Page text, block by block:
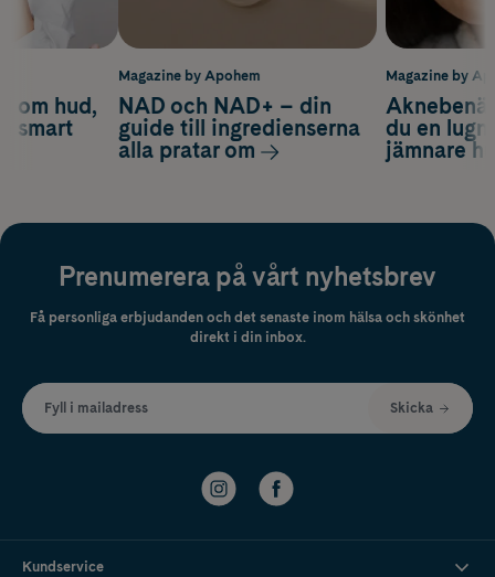
Magazine by
du en
jämnare
om hud,
smart
Magazine by Apohem
NAD och NAD+ – din
guide till ingredienserna
alla pratar om
Prenumerera på vårt nyhetsbrev
Få personliga erbjudanden och det senaste inom hälsa och skönhet
direkt i din inbox.
Fyll i mailadress Skicka
Kundservice